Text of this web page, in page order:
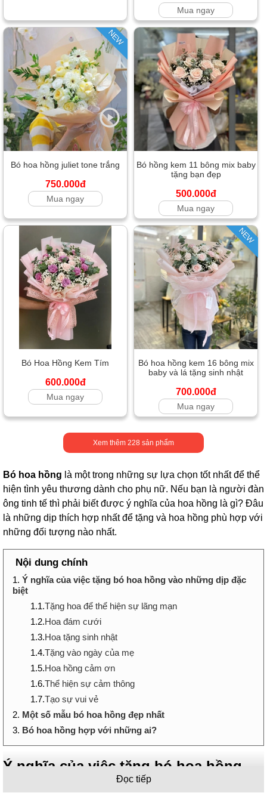
Mua ngay
NEW
Bó hoa hồng juliet tone trắng
750.000đ
Mua ngay
Bó hồng kem 11 bông mix baby
tặng bạn đẹp
500.000đ
Mua ngay
Bó Hoa Hồng Kem Tím
600.000đ
Mua ngay
NEW
Bó hoa hồng kem 16 bông mix
baby và lá tặng sinh nhật
700.000đ
Mua ngay
Xem thêm 228 sản phẩm
Bó hoa hồng là một trong những sự lựa chọn tốt nhất để thể
hiện tình yêu thương dành cho phụ nữ. Nếu bạn là người đàn
ông tinh tế thì phải biết được ý nghĩa của hoa hồng là gì? Đâu
là những dịp thích hợp nhất để tặng và hoa hồng phù hợp với
những đối tượng nào nhất.
Nội dung chính
1. Ý nghĩa của việc tặng bó hoa hồng vào những dịp đặc
biệt
1.1.Tặng hoa để thể hiện sự lãng mạn
1.2.Hoa đám cưới
1.3.Hoa tặng sinh nhật
1.4.Tặng vào ngày của mẹ
1.5.Hoa hồng cảm ơn
1.6.Thể hiện sự cảm thông
1.7.Tạo sự vui vẻ
2. Một số mẫu bó hoa hồng đẹp nhất
3. Bó hoa hồng hợp với những ai?
Ý nghĩa của việc tặng bó hoa hồng
vào những dịp đặc biệt
Đọc tiếp